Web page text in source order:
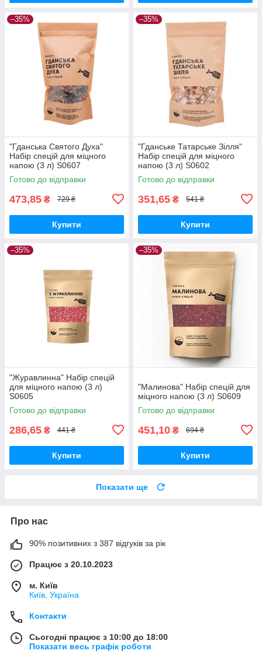
–35%
"Гданська Святого Духа"
Набір спецій для міцного
напою (3 л) S0607
Готово до відправки
473,85 ₴ 729 ₴
Купити
–35%
"Гданське Татарське Зілля"
Набір спецій для міцного
напою (3 л) S0602
Готово до відправки
351,65 ₴ 541 ₴
Купити
–35%
"Журавлинна" Набір спецій
для міцного напою (3 л)
S0605
Готово до відправки
286,65 ₴ 441 ₴
Купити
–35%
"Малинова" Набір спецій для
міцного напою (3 л) S0609
Готово до відправки
451,10 ₴ 694 ₴
Купити
Показати ще
Про нас
90% позитивних з 387 відгуків за рік
Працює з 20.10.2023
м. Київ
Київ, Україна
Контакти
Сьогодні працює з 10:00 до 18:00
Показати весь графік роботи